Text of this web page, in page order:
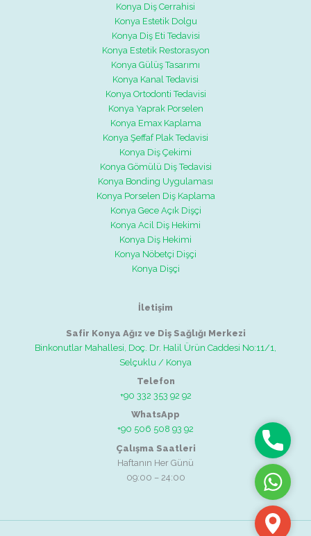
Konya Diş Cerrahisi
Konya Estetik Dolgu
Konya Diş Eti Tedavisi
Konya Estetik Restorasyon
Konya Gülüş Tasarımı
Konya Kanal Tedavisi
Konya Ortodonti Tedavisi
Konya Yaprak Porselen
Konya Emax Kaplama
Konya Şeffaf Plak Tedavisi
Konya Diş Çekimi
Konya Gömülü Diş Tedavisi
Konya Bonding Uygulaması
Konya Porselen Diş Kaplama
Konya Gece Açık Dişçi
Konya Acil Diş Hekimi
Konya Diş Hekimi
Konya Nöbetçi Dişçi
Konya Dişçi
İletişim
Safir Konya Ağız ve Diş Sağlığı Merkezi
Binkonutlar Mahallesi, Doç. Dr. Halil Ürün Caddesi No:11/1,
Selçuklu / Konya
Telefon
+90 332 353 92 92
WhatsApp
+90 506 508 93 92
Çalışma Saatleri
Haftanın Her Günü
09:00 – 24:00
Telefon
Adres